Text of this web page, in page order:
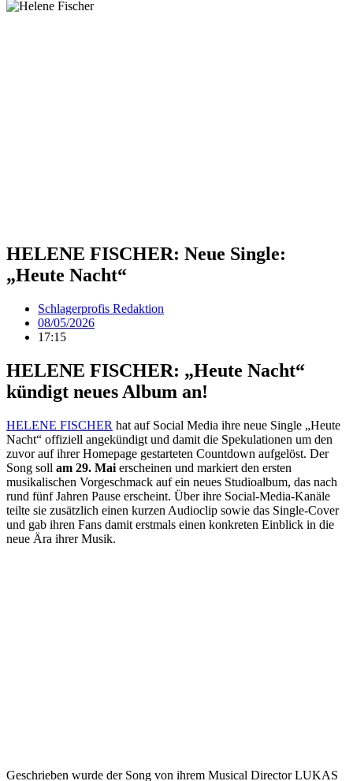
HELENE FISCHER: Neue Single:
„Heute Nacht“
Schlagerprofis Redaktion
08/05/2026
17:15
HELENE FISCHER: „Heute Nacht“
kündigt neues Album an!
HELENE FISCHER hat auf Social Media ihre neue Single „Heute
Nacht“ offiziell angekündigt und damit die Spekulationen um den
zuvor auf ihrer Homepage gestarteten Countdown aufgelöst. Der
Song soll am 29. Mai erscheinen und markiert den ersten
musikalischen Vorgeschmack auf ein neues Studioalbum, das nach
rund fünf Jahren Pause erscheint. Über ihre Social-Media-Kanäle
teilte sie zusätzlich einen kurzen Audioclip sowie das Single-Cover
und gab ihren Fans damit erstmals einen konkreten Einblick in die
neue Ära ihrer Musik.
Geschrieben wurde der Song von ihrem Musical Director LUKAS